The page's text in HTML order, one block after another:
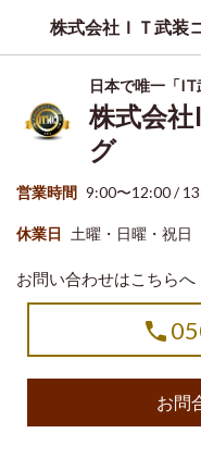
株式会社ＩＴ武装
日本で唯一「
株式会
グ
営業時間 9:00〜12:00 /
休業日 土曜・日曜・祝日
お問い合わせはこちらへ
お問